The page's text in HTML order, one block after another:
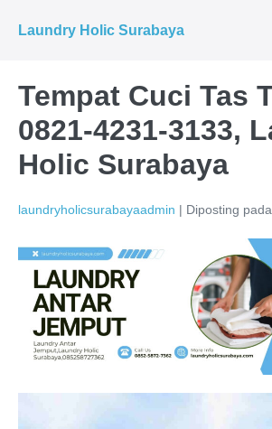
Laundry Holic Surabaya
Tempat Cuci Tas
0821-4231-3133,
Holic Surabaya
laundryholicsurabayaadmin | Diposting pada